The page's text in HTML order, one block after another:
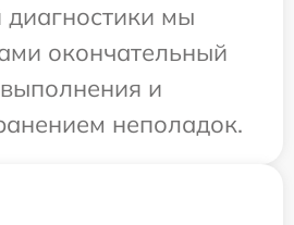
мы
окончательный
и
неполадок.